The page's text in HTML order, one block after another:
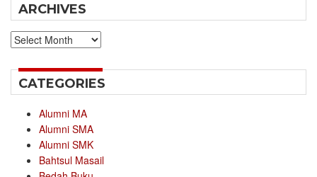
ARCHIVES
Archives
CATEGORIES
Alumni MA
Alumni SMA
Alumni SMK
Bahtsul Masail